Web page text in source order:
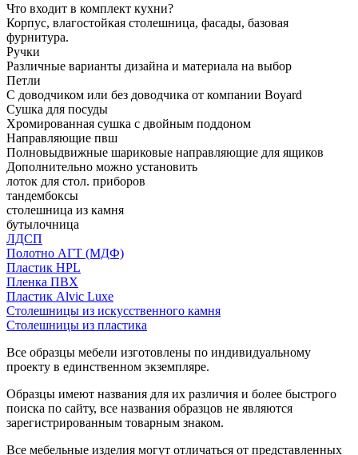
Что входит в комплект кухни?
Корпус, влагостойкая столешница, фасады, базовая
фурнитура.
Ручки
Различные варианты дизайна и материала на выбор
Петли
С доводчиком или без доводчика от компании Boyard
Сушка для посуды
Хромированная сушка с двойным поддоном
Направляющие пвш
Полновыдвижные шариковые направляющие для ящиков
Дополнительно можно установить
лоток для стол. приборов
тандембоксы
столешница из камня
бутылочница
ЛДСП
Полотно АГТ (МДФ)
Пластик HPL
Пленка ПВХ
Пластик Alvic Luxe
Столешницы из искусственного камня
Столешницы из пластика
Все образцы мебели изготовлены по индивидуальному
проекту в единственном экземпляре.
Образцы имеют названия для их различия и более быстрого
поиска по сайту, все названия образцов не являются
зарегистрированным товарным знаком.
Все мебельные изделия могут отличаться от представленных